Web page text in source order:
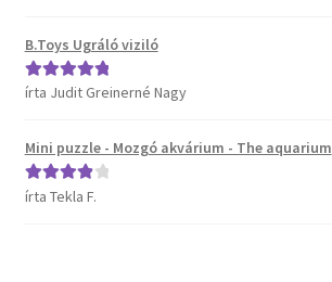
ERGOBAG táskák
Satch táskák, tolltartók és kiegészítők
Vaganza gyermekruházat
Wonder Wheels autók
B.Toys Ugráló viziló
Értékelés:5/
írta Judit Greinerné Nagy
Mini puzzle - Mozgó akvárium - The aquarium
Értékelés:
írta Tekla F.